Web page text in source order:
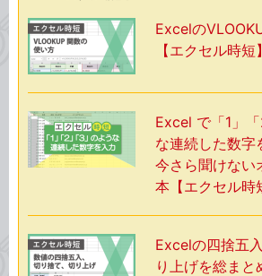
Excelの
【エクセル時短】
Excel で「1」
な連続した数字
今さら聞けない
本【エクセル時
Excelの四捨五
り上げを総まと